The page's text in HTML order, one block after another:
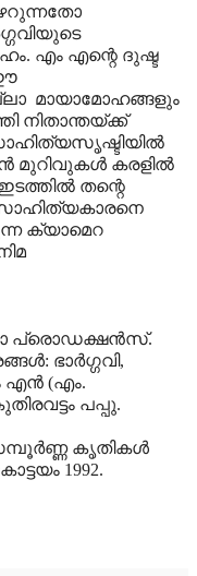
എം എന്റെ ദുഷ്ട
ഈ
മായാമോഹങ്ങളും
നിതാന്തയ്ക്ക്
മുറിവുകൾ കരളിൽ
തന്റെ
ക്യാമെറ
പ്രൊഡക്ഷൻസ്.
ഭാർഗ്ഗവി,
എൻ (എം.
പപ്പു.
സമ്പൂർണ്ണ കൃതികൾ
1992.